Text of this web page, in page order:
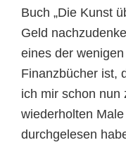
Buch „Die Kunst
Geld
eines der wenigen
Finanzbücher ist,
ich mir schon nun
wiederholten Male
durchgelesen